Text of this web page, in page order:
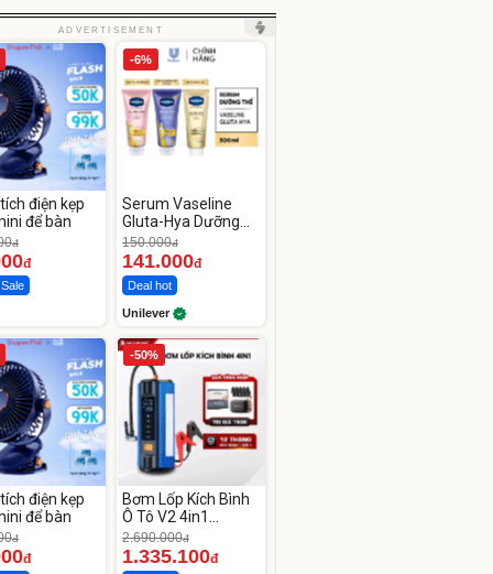
ADVERTISEMENT
điện kẹp
để bàn
đ
đ
-6%
Serum Vaseline
Gluta-Hya Dưỡng
Da Sáng Mịn Sau 7
Ngày
150.000đ
141.000đ
Deal hot
Unilever
điện kẹp
để bàn
đ
đ
-50%
Bơm Lốp Kích Bình
Ô Tô V2 4in1
MEDICAR –
12.000mAh
2.690.000đ
1.335.100đ